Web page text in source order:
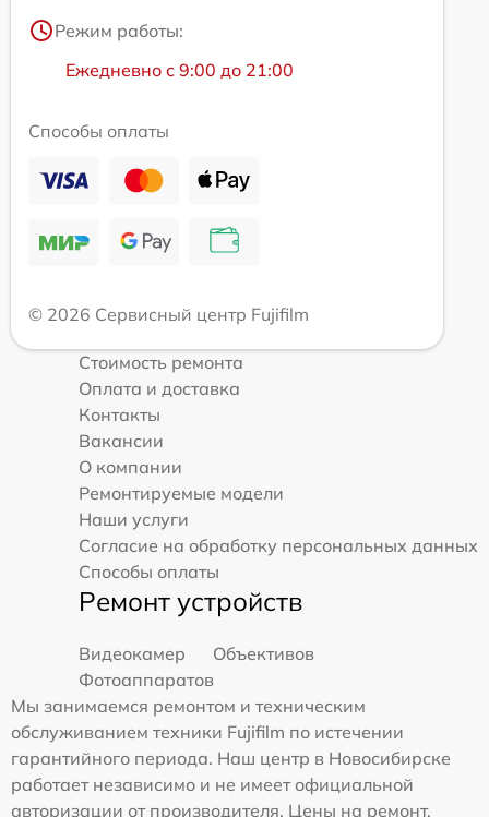
Режим работы:
Ежедневно с 9:00 до 21:00
Способы оплаты
© 2026 Сервисный центр Fujifilm
Стоимость ремонта
Оплата и доставка
Контакты
Вакансии
О компании
Ремонтируемые модели
Наши услуги
Согласие на обработку персональных данных
Способы оплаты
Ремонт устройств
Видеокамер
Объективов
Фотоаппаратов
Мы занимаемся ремонтом и техническим
обслуживанием техники Fujifilm по истечении
гарантийного периода. Наш центр в Новосибирске
работает независимо и не имеет официальной
авторизации от производителя. Цены на ремонт,